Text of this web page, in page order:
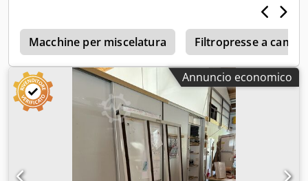
Macchine per miscelatura Filtropresse a
Annuncio economico